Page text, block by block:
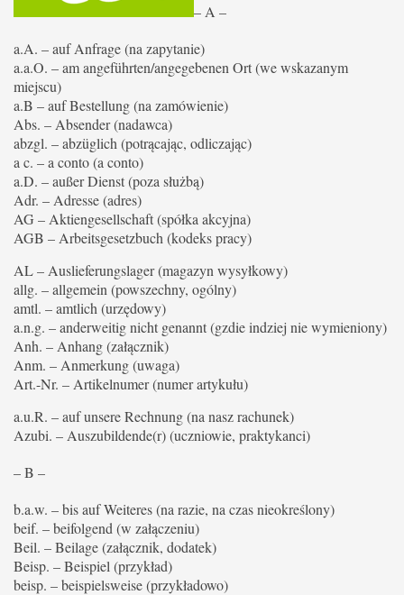
– A –
a.A. – auf Anfrage (na zapytanie)
a.a.O. – am angeführten/angegebenen Ort (we wskazanym
miejscu)
a.B – auf Bestellung (na zamówienie)
Abs. – Absender (nadawca)
abzgl. – abzüglich (potrącając, odliczając)
a c. – a conto (a conto)
a.D. – außer Dienst (poza służbą)
Adr. – Adresse (adres)
AG – Aktiengesellschaft (spółka akcyjna)
AGB – Arbeitsgesetzbuch (kodeks pracy)
AL – Auslieferungslager (magazyn wysyłkowy)
allg. – allgemein (powszechny, ogólny)
amtl. – amtlich (urzędowy)
a.n.g. – anderweitig nicht genannt (gzdie indziej nie wymieniony)
Anh. – Anhang (załącznik)
Anm. – Anmerkung (uwaga)
Art.-Nr. – Artikelnumer (numer artykułu)
a.u.R. – auf unsere Rechnung (na nasz rachunek)
Azubi. – Auszubildende(r) (uczniowie, praktykanci)
– B –
b.a.w. – bis auf Weiteres (na razie, na czas nieokreślony)
beif. – beifolgend (w załączeniu)
Beil. – Beilage (załącznik, dodatek)
Beisp. – Beispiel (przykład)
beisp. – beispielsweise (przykładowo)